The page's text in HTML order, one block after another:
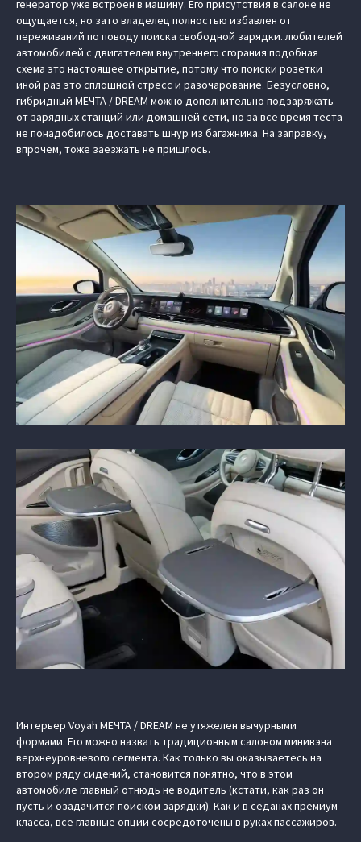
генератор уже встроен в машину. Его присутствия в салоне не
ощущается, но зато владелец полностью избавлен от
переживаний по поводу поиска свободной зарядки. любителей
автомобилей с двигателем внутреннего сгорания подобная
схема это настоящее открытие, потому что поиски розетки
иной раз это сплошной стресс и разочарование. Безусловно,
гибридный МЕЧТА / DREAM можно дополнительно подзаряжать
от зарядных станций или домашней сети, но за все время теста
не понадобилось доставать шнур из багажника. На заправку,
впрочем, тоже заезжать не пришлось.
Интерьер Voyah МЕЧТА / DREAM не утяжелен вычурными
формами. Его можно назвать традиционным салоном минивэна
верхнеуровневого сегмента. Как только вы оказываетесь на
втором ряду сидений, становится понятно, что в этом
автомобиле главный отнюдь не водитель (кстати, как раз он
пусть и озадачится поиском зарядки). Как и в седанах премиум-
класса, все главные опции сосредоточены в руках пассажиров.